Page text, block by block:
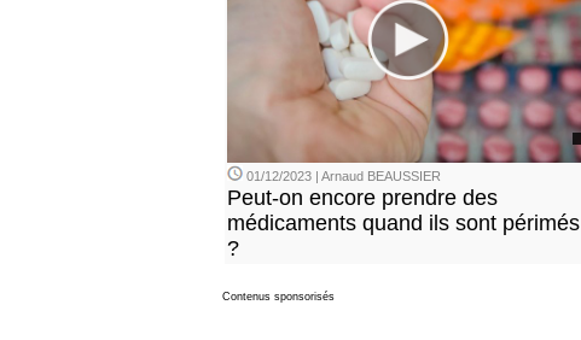
01/12/2023 | Arnaud BEAUSSIER
Peut-on encore prendre des
médicaments quand ils sont périmés
?
Contenus sponsorisés